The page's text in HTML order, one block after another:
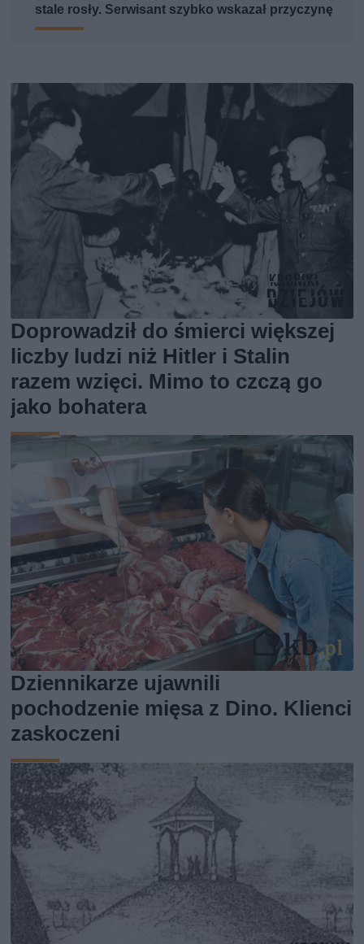
stale rosły. Serwisant szybko wskazał przyczynę
Doprowadził do śmierci większej
liczby ludzi niż Hitler i Stalin
razem wzięci. Mimo to czczą go
jako bohatera
Dziennikarze ujawnili
pochodzenie mięsa z Dino. Klienci
zaskoczeni